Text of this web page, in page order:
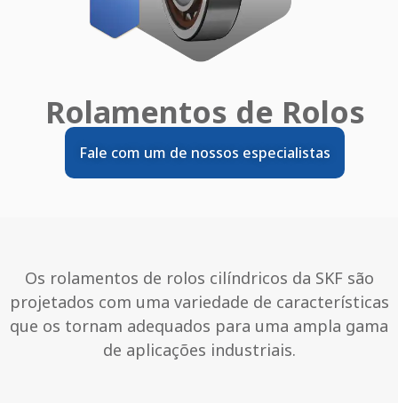
Rolamentos de Rolos
Fale com um de nossos especialistas
Os rolamentos de rolos cilíndricos da SKF são
projetados com uma variedade de características
que os tornam adequados para uma ampla gama
de aplicações industriais.